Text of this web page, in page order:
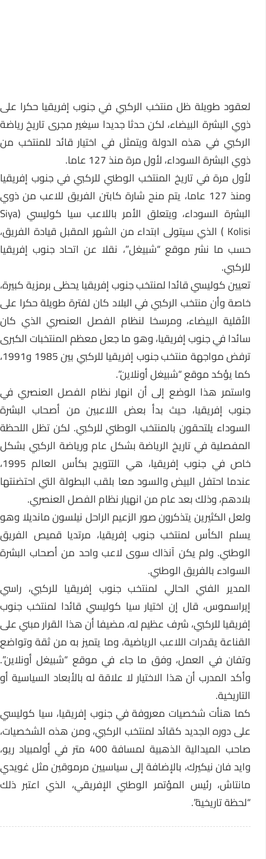
لعقود طويلة ظل منتخب الركبي في جنوب إفريقيا حكرا على
ذوي البشرة البيضاء، لكن حدثا جديدا سيغير مجرى تاريخ رياضة
الركبي في هذه الدولة ويتمثل في اختيار قائد للمنتخب من
ذوي البشرة السوداء، لأول مرة منذ 127 عاما.
لأول مرة في تاريخ المنتخب الوطني للركبي في جنوب إفريقيا
ومنذ 127 عاما، يتم منح شارة كابتن الفريق للاعب من ذوي
البشرة السوداء، ويتعلق الأمر باللاعب سيا كوليسي (Siya
Kolisi ) الذي سيتولى ابتداء من الشهر المقبل قيادة الفريق،
حسب ما نشر موقع “شبيغل”، نقلا عن اتحاد جنوب إفريقيا
للركبي.
تعيين كوليسي قائدا لمنتخب جنوب إفريقيا يحظى برمزية كبيرة،
خاصة وأن منتخب الركبي في البلاد كان لفترة طويلة حكرا على
الأقلية البيضاء، ومرسخا لنظام الفصل العنصري الذي كان
سائدا في جنوب إفريقيا، وهو ما جعل معظم المنتخبات الكبرى
ترفض مواجهة منتخب جنوب إفريقيا للركبي بين 1985 و1991،
كما يؤكد موقع “شبيغل أونلاين”.
واستمر هذا الوضع إلى أن انهار نظام الفصل العنصري في
جنوب إفريقيا، حيث بدأ بعض اللاعبين من أصحاب البشرة
السوداء يلتحقون بالمنتخب الوطني للركبي. لكن تظل اللحظة
المفصلية في تاريخ الرياضة بشكل عام ورياضة الركبي بشكل
خاص في جنوب إفريقيا، هي التتويج بكأس العالم 1995،
عندما احتفل البيض والسود معا بلقب البطولة التي احتضنتها
بلادهم، وذلك بعد عام من انهيار نظام الفصل العنصري.
ولعل الكثيرين يتذكرون صور الزعيم الراحل نيلسون مانديلا وهو
يسلم الكأس لمنتخب جنوب إفريقيا، مرتديا قميص الفريق
الوطني. ولم يكن آنذاك سوى لاعب واحد من أصحاب البشرة
السوادء بالفريق الوطني.
المدير الفني الحالي لمنتخب جنوب إفريقيا للركبي، راسي
إيراسموس، قال إن اختيار سيا كوليسي قائدا لمنتخب جنوب
إفريقيا للركبي، شرف عظيم له، مضيفا أن هذا القرار مبني على
القناعة يقدرات اللاعب الرياضية، وما يتميز به من ثقة وتواضع
وتفان في العمل، وفق ما جاء في موقع “شبيغل أونلاين”.
وأكد المدرب أن هذا الاختيار لا علاقة له بالأبعاد السياسية أو
التاريخية.
كما هنأت شخصيات معروفة في جنوب إفريقيا، سيا كوليسي
على دوره الجديد كقائد لمنتخب الركبي، ومن هذه الشخصيات،
صاحب الميدالية الذهبية لمسافة 400 متر في أولمبياد ريو،
وايد فان نيكيرك، بالإضافة إلى سياسيين مرموقين مثل غويدي
مانتاش، رئيس المؤتمر الوطني الإفريقي، الذي اعتبر ذلك
“لحظة تاريخية”.